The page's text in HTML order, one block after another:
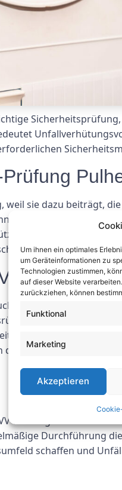
Um ihnen ein optimales
um Geräteinformationen zu
Technologien zustimmen,
auf dieser Website
zurückziehen, können
Funktional
Marketing
Akzeptieren
weil sie dazu beiträgt,
Unternehmen
nicht nur die
zu vermeiden.
Prüfung
ein qualifizierter
auf Mängel
ordnungsgemäß in
Unternehmens, um
Prüfung Pulheim um
Durchführung
schaffen und